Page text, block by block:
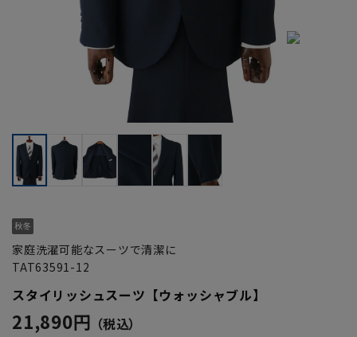
家庭洗濯可能なスーツで清潔に
TAT63591-12
スタイリッシュスーツ【ウォッシャブル】
21,890円